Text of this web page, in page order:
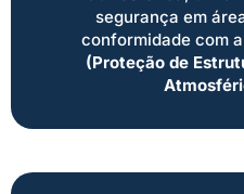
segurança em
conformidade com
(Proteção de